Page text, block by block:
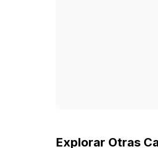
Explorar Otras